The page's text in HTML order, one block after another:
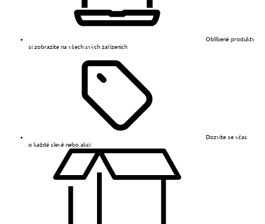
Oblíbené produkty
si zobrazíte na všech svých zařízeních
Dozvíte se včas
o každé slevě nebo akci